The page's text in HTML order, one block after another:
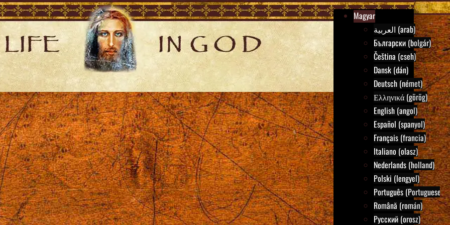
Magyar
العربية (arab)
Български (bolgár)
Čeština (cseh)
Dansk (dán)
Deutsch (német)
Ελληνικά (görög)
English (angol)
Español (spanyol)
Français (francia)
Italiano (olasz)
Nederlands (holland)
Polski (lengyel)
Português (Portuguese)
Română (román)
Русский (orosz)